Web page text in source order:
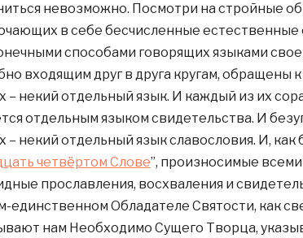
невозможно. Посмотри на стройные
в себе бесчисленные естественные
способами говорящих языками
входящим друг в друга кругам, обращены
– некий отдельный язык. И каждый из их
отдельным языком свидетельства. И
– некий отдельный язык славословия. И,
четвёртом Слове”, произносимые
прославления, восхваления и
единственном Обладателе Святости, как
нам Необходимо Сущего Творца,